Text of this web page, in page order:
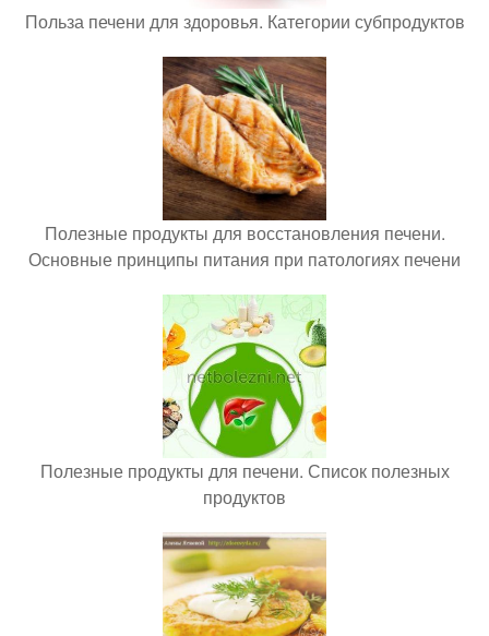
Польза печени для здоровья. Категории субпродуктов
Полезные продукты для восстановления печени.
Основные принципы питания при патологиях печени
Полезные продукты для печени. Список полезных
продуктов